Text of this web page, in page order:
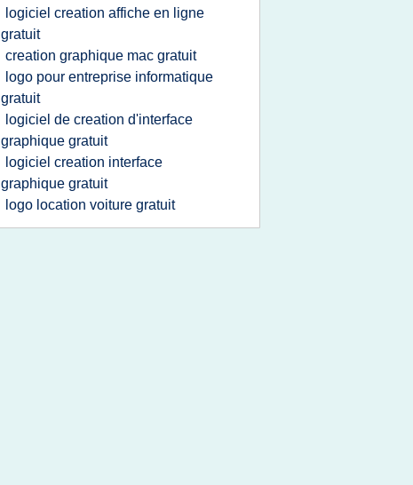
logiciel creation affiche en ligne
gratuit
creation graphique mac gratuit
logo pour entreprise informatique
gratuit
logiciel de creation d'interface
graphique gratuit
logiciel creation interface
graphique gratuit
logo location voiture gratuit